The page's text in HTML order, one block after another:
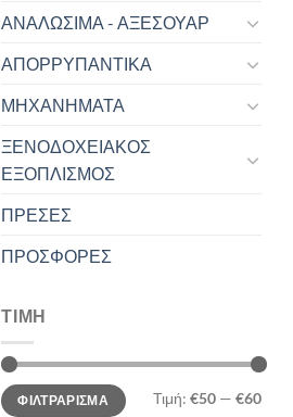
ΑΝΑΛΩΣΙΜΑ - ΑΞΕΣΟΥΑΡ
ΑΠΟΡΡΥΠΑΝΤΙΚΑ
ΜΗΧΑΝΗΜΑΤΑ
ΞΕΝΟΔΟΧΕΙΑΚΟΣ
ΕΞΟΠΛΙΣΜΟΣ
ΠΡΕΣΕΣ
ΠΡΟΣΦΟΡΕΣ
ΤΙΜΗ
Ελάχιστη
τιμή
Μέγιστη
τιμήΦΙΛΤΡΆΡΙΣΜΑ Τιμή: €50 — €60